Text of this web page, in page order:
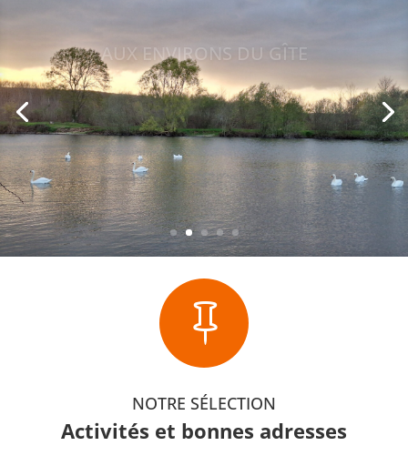
AUX ENVIRONS DU GÎTE

NOTRE SÉLECTION
Activités et bonnes adresses